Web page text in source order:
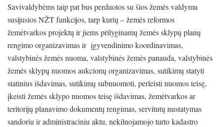
Savivaldybėms taip pat bus perduotos su šios žemės valdymu
susijusios NŽT funkcijos, tarp kurių – žemės reformos
žemėtvarkos projektų ir jiems prilyginamų žemės sklypų planų
rengimo organizavimas ir įgyvendinimo koordinavimas,
valstybinės žemės nuoma, valstybinės žemės panauda, valstybinės
žemės sklypų nuomos aukcionų organizavimas, sutikimų statyti
statinius išdavimas, sutikimų subnuomoti, perleisti nuomos teisę,
įkeisti žemės sklypo nuomos teisę išdavimas, žemėtvarkos ar
teritorijų planavimo dokumentų rengimas, servitutų nustatymas
sandoriu ir administraciniu aktu, nekilnojamojo turto kadastro